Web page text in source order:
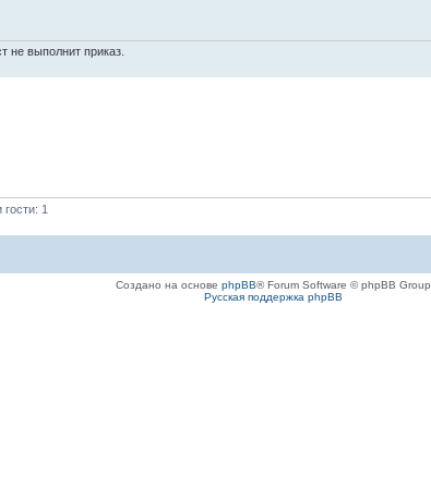
не выполнит приказ.
1
Создано на основе phpBB® Forum Software © phpBB Group
Русская поддержка phpBB